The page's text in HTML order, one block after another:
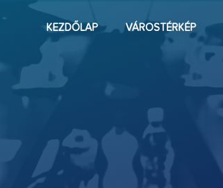
KEZDŐLAP VÁROSTÉRKÉP